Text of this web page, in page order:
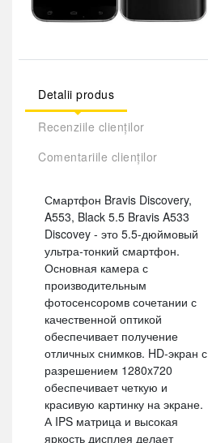
Detalii produs
Recenziile clienților
Comentariile clienților
Смартфон Bravis Discovery,
A553, Black 5.5 Bravis A533
Discovey - это 5.5-дюймовый
ультра-тонкий смартфон.
Основная камера с
производительным
фотосенсоромв сочетании с
качественной оптикой
обеспечивает получение
отличных снимков. HD-экран с
разрешением 1280x720
обеспечивает четкую и
красивую картинку на экране.
А IPS матрица и высокая
яркость дисплея делает